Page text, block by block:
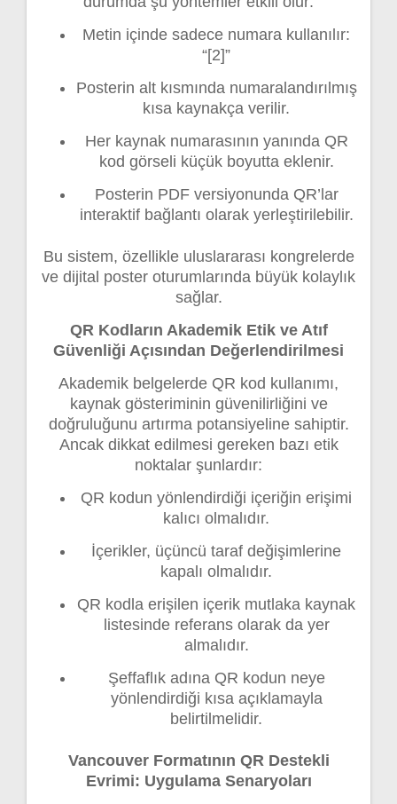
Metin içinde sadece numara kullanılır:
“[2]”
Posterin alt kısmında numaralandırılmış
kısa kaynakça verilir.
Her kaynak numarasının yanında QR
kod görseli küçük boyutta eklenir.
Posterin PDF versiyonunda QR’lar
interaktif bağlantı olarak yerleştirilebilir.
Bu sistem, özellikle uluslararası kongrelerde
ve dijital poster oturumlarında büyük kolaylık
sağlar.
QR Kodların Akademik Etik ve Atıf
Güvenliği Açısından Değerlendirilmesi
Akademik belgelerde QR kod kullanımı,
kaynak gösteriminin güvenilirliğini ve
doğruluğunu artırma potansiyeline sahiptir.
Ancak dikkat edilmesi gereken bazı etik
noktalar şunlardır:
QR kodun yönlendirdiği içeriğin erişimi
kalıcı olmalıdır.
İçerikler, üçüncü taraf değişimlerine
kapalı olmalıdır.
QR kodla erişilen içerik mutlaka kaynak
listesinde referans olarak da yer
almalıdır.
Şeffaflık adına QR kodun neye
yönlendirdiği kısa açıklamayla
belirtilmelidir.
Vancouver Formatının QR Destekli
Evrimi: Uygulama Senaryoları